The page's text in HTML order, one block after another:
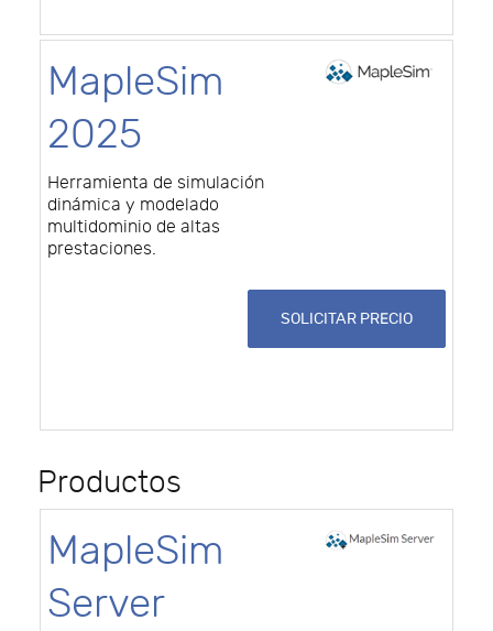
MapleSim
2025
Herramienta de simulación
dinámica y modelado
multidominio de altas
prestaciones.
SOLICITAR PRECIO
Productos
MapleSim
Server